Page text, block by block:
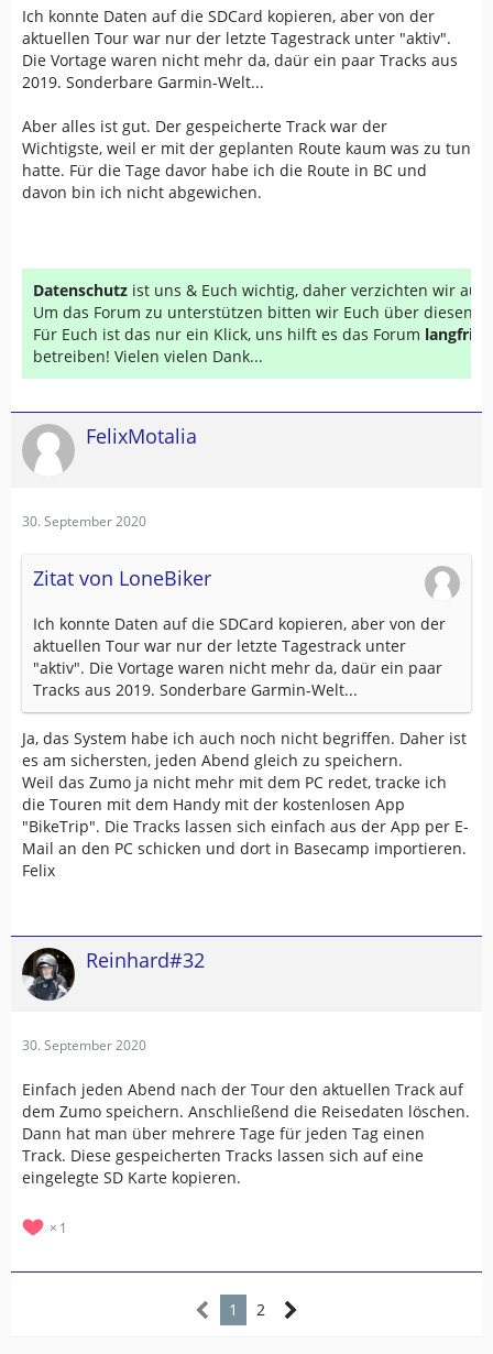
Ich konnte Daten auf die SDCard kopieren, aber von der
aktuellen Tour war nur der letzte Tagestrack unter "aktiv".
Die Vortage waren nicht mehr da, daür ein paar Tracks aus
2019. Sonderbare Garmin-Welt...
Aber alles ist gut. Der gespeicherte Track war der
Wichtigste, weil er mit der geplanten Route kaum was zu tun
hatte. Für die Tage davor habe ich die Route in BC und
davon bin ich nicht abgewichen.
Datenschutz ist uns & Euch wichtig, daher verzichten wir auf
Um das Forum zu unterstützen bitten wir Euch über diesen
Für Euch ist das nur ein Klick, uns hilft es das Forum
betreiben! Vielen vielen Dank...
FelixMotalia
30. September 2020
Zitat von LoneBiker
Ich konnte Daten auf die SDCard kopieren, aber von der
aktuellen Tour war nur der letzte Tagestrack unter
"aktiv". Die Vortage waren nicht mehr da, daür ein paar
Tracks aus 2019. Sonderbare Garmin-Welt...
Ja, das System habe ich auch noch nicht begriffen. Daher ist
es am sichersten, jeden Abend gleich zu speichern.
Weil das Zumo ja nicht mehr mit dem PC redet, tracke ich
die Touren mit dem Handy mit der kostenlosen App
"BikeTrip". Die Tracks lassen sich einfach aus der App per E-
Mail an den PC schicken und dort in Basecamp importieren.
Felix
Reinhard#32
30. September 2020
Einfach jeden Abend nach der Tour den aktuellen Track auf
dem Zumo speichern. Anschließend die Reisedaten löschen.
Dann hat man über mehrere Tage für jeden Tag einen
Track. Diese gespeicherten Tracks lassen sich auf eine
eingelegte SD Karte kopieren.
1
1 2